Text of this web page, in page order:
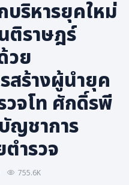
ริหารยุคใหม่
ติราษฎร์
วย
สร้างผู้นำยุค
วจโท ศักดิ์รพี
ญชาการ
ำรวจ
755.6K